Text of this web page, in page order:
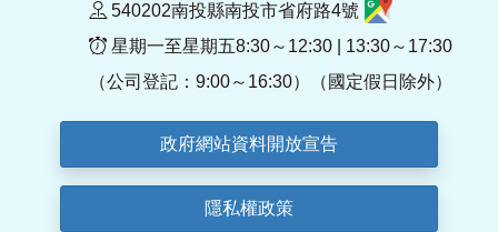
540202南投縣南投市省府路4號
星期一至星期五8:30～12:30 | 13:30～17:30
（公司登記：9:00～16:30）（國定假日除外）
政府網站資料開放宣告
隱私權政策